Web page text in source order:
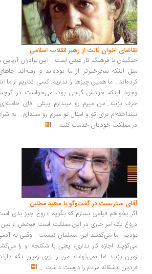
اخوان ثالث از رهبر انقلاب اسلامی
با فرهنگ کار عبثی است... این برادران آریایی ما و
اینکه سحرخیزتر از ما بوده‌اند و رفته‌اند جاهای
ما همین چیزها را نداریم. کسی نداریم از ما انتقاد
اینکه خودش گرجی بود، می‌خواست در گرجستان
بزنند...من میرم رو میندازم پیش آقای خامنه‌ای، من
برای تو و امثال تو میرم رو میندازم... به شرطی که
مملکت خودتان خدمت کنید...
سناریست در گفت‌وگو با سعید مطلبی
بخواهم فیلمی بسازم که بگویم دروغ چیز بدی است باور
یک امر جاری در این مملکت است. قبحش از بین رفته...
اما می‌گفتند این مسلمان نیست... وقتی به آدمی که
اجازه کار نداری، یعنی با شکنجه او را می‌کشند...
بزنند اما نمی‌توانند من را روی زمین نگه دارند، من
عاشقانه مردم را دوست داشت ...